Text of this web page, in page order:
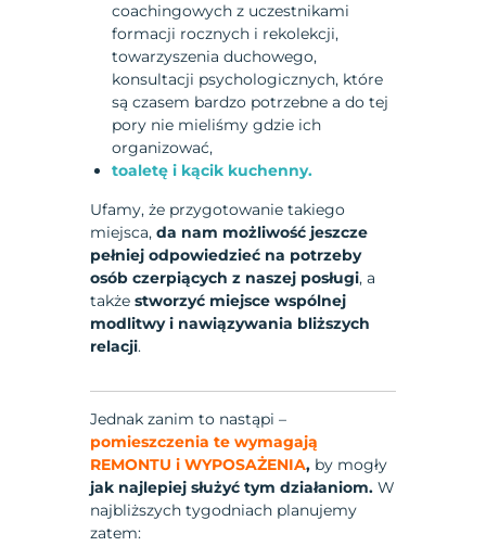
coachingowych z uczestnikami
formacji rocznych i rekolekcji,
towarzyszenia duchowego,
konsultacji psychologicznych, które
są czasem bardzo potrzebne a do tej
pory nie mieliśmy gdzie ich
organizować,
toaletę i kącik kuchenny.
Ufamy, że przygotowanie takiego
miejsca,da nam możliwość jeszcze
pełniej odpowiedzieć na potrzeby
osób czerpiących z naszej posługi, a
takżestworzyć miejsce wspólnej
modlitwy i nawiązywania bliższych
relacji.
Jednak zanim to nastąpi –
pomieszczenia te wymagają
REMONTU i WYPOSAŻENIA, by mogły
jak najlepiej służyć tym działaniom.W
najbliższych tygodniach planujemy
zatem: